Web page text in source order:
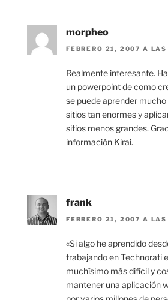
morpheo
FEBRERO 21, 2007 A
Realmente interesante.
un powerpoint de como
se puede aprender
sitios tan enormes y
sitios menos grandes.
información Kirai.
frank
FEBRERO 21, 2007 A
«Si algo he aprendido
trabajando en Technorati
muchísimo más difícil y
mantener una aplicación